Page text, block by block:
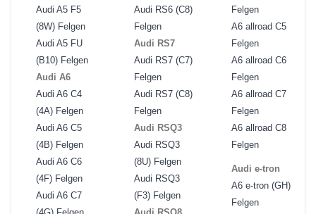
Audi A5 F5
(8W) Felgen
Audi A5 FU
(B10) Felgen
Audi A6
Audi A6 C4
(4A) Felgen
Audi A6 C5
(4B) Felgen
Audi A6 C6
(4F) Felgen
Audi A6 C7
Audi RS6 (C8)
Felgen
Audi RS7
Audi RS7 (C7)
Felgen
Audi RS7 (C8)
Felgen
Audi RSQ3
Audi RSQ3
(8U) Felgen
Audi RSQ3
(F3) Felgen
Felgen
A6 allroad C5
Felgen
A6 allroad C6
Felgen
A6 allroad C7
Felgen
A6 allroad C8
Felgen
Audi e-tron
A6 e-tron (GH)
Felgen